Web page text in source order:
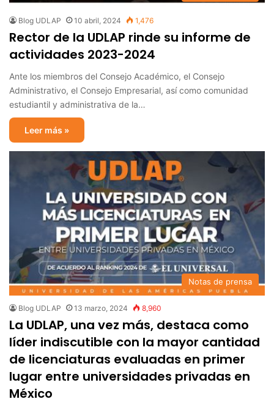
Blog UDLAP 10 abril, 2024 1,476
Rector de la UDLAP rinde su informe de
actividades 2023-2024
Ante los miembros del Consejo Académico, el Consejo
Administrativo, el Consejo Empresarial, así como comunidad
estudiantil y administrativa de la…
Leer más »
Notas de prensa
Blog UDLAP 13 marzo, 2024 8,960
La UDLAP, una vez más, destaca como
líder indiscutible con la mayor cantidad
de licenciaturas evaluadas en primer
lugar entre universidades privadas en
México